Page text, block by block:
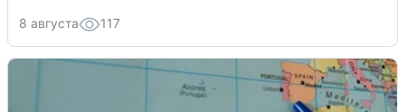
8 августа 117